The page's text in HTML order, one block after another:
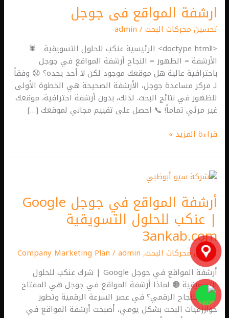
ارشفة المواقع فى جوجل
تحسين محركات البحث/
admin
<!doctype html> الرئيسية عنكب للحلول التسويقية 🕷️
الأرشفة = الظهور = النجاح أرشفة المواقع في جوجل
باحترافية عالية هل موقعك موجود لكن لا أحد يجده؟ 😟 وفقاً
لـ مركز مساعدة جوجل، الأرشفة الصحيحة هي الخطوة الأولى
للظهور في نتائج البحث. لذلك، بدون أرشفة احترافية، موقعك
غير مرئي تماماً! 📞 احصل على تقييم مجاني لموقعك […]
قراءة المزيد »
أرشفة المواقع في جوجل Google
| عنكب للحلول التسويقية
3ankab.com
تحسين محركات البحث,
Company Marketing Plan /admin
أرشفة المواقع في جوجل Google | شرك عنكب للحلول
التسويقية 🟠 لماذا أرشفة المواقع في جوجل هي المفتاح
الأول للنجاح الرقمي؟ في عصر السرعة الرقمية وتطور
خوارزميات البحث بشكل يومي، أصبحت أرشفة المواقع في
أرشفة
في
جوجل
Google
|
عنكب
للحلول
التسويقية
3ankab.com